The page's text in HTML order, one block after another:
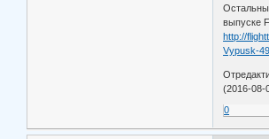
выпуске
http://
Vypusk-
(2016-08-
0